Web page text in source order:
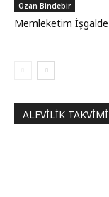
Ozan Bindebir
Memleketim İşgalde
ALEVILIK TAKVIMI